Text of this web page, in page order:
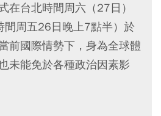
在台北時間周六（27日）
間周五26日晚上7點半）於
前國際情勢下，身為全球體
未能免於各種政治因素影